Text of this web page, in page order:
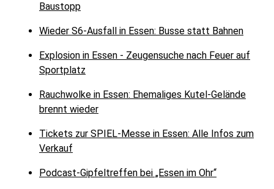
Baustopp
Wieder S6-Ausfall in Essen: Busse statt Bahnen
Explosion in Essen - Zeugensuche nach Feuer auf
Sportplatz
Rauchwolke in Essen: Ehemaliges Kutel-Gelände
brennt wieder
Tickets zur SPIEL-Messe in Essen: Alle Infos zum
Verkauf
Podcast-Gipfeltreffen bei „Essen im Ohr“